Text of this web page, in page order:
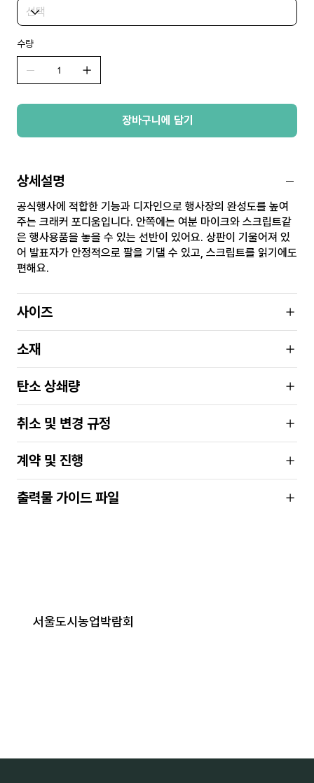
수량
장바구니에 담기
상세설명
공식행사에 적합한 기능과 디자인으로 행사장의 완성도를 높여
주는 크래커 포디움입니다. 안쪽에는 여분 마이크와 스크립트같
은 행사용품을 놓을 수 있는 선반이 있어요. 상판이 기울어져 있
어 발표자가 안정적으로 팔을 기댈 수 있고, 스크립트를 읽기에도
편해요.
사이즈
소재
탄소 상쇄량
취소 및 변경 규정
계약 및 진행
출력물 가이드 파일
서울도시농업박람회